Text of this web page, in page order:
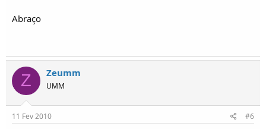
Abraço
Z Zeumm
UMM
11 Fev 2010 #6